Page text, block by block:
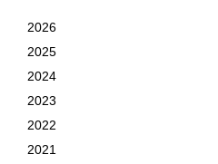
2026
2025
2024
2023
2022
2021